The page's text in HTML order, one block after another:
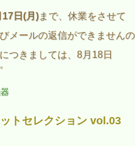
日(月)まで、休業をさせて
メールの返信ができませんの
つきましては、8月18日
トセレクション vol.03